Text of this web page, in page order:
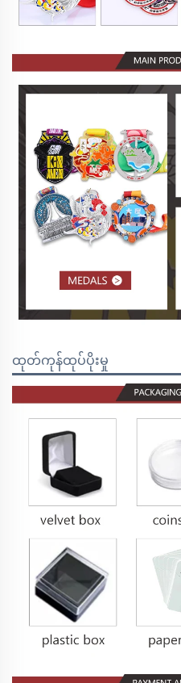
ထုတ်ကုန်ထုပ်ပိုးမှု